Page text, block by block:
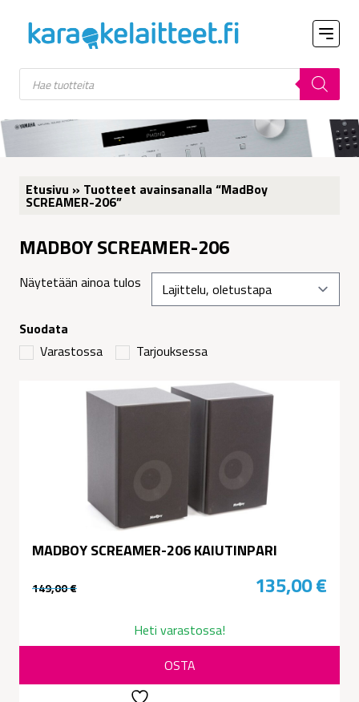
Products
search
Etusivu » Tuotteet avainsanalla “MadBoy
SCREAMER-206”
MADBOY SCREAMER-206
Näytetään ainoa tulos
Suodata
Varastossa
Tarjouksessa
MADBOY SCREAMER-206 KAIUTINPARI
149,00€
149,00 €.
135,00€
135,00 €.
Heti varastossa!
OSTA